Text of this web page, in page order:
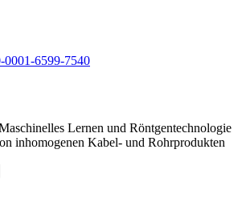
0001-6599-7540
Lernen und Röntgentechnologie
inhomogenen Kabel- und Rohrprodukten